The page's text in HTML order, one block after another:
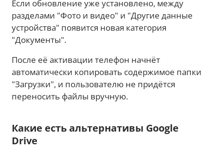
Если обновление уже установлено, между
разделами "Фото и видео" и "Другие данные
устройства" появится новая категория
"Документы".
После её активации телефон начнёт
автоматически копировать содержимое папки
"Загрузки", и пользователю не придётся
переносить файлы вручную.
Какие есть альтернативы Google
Drive